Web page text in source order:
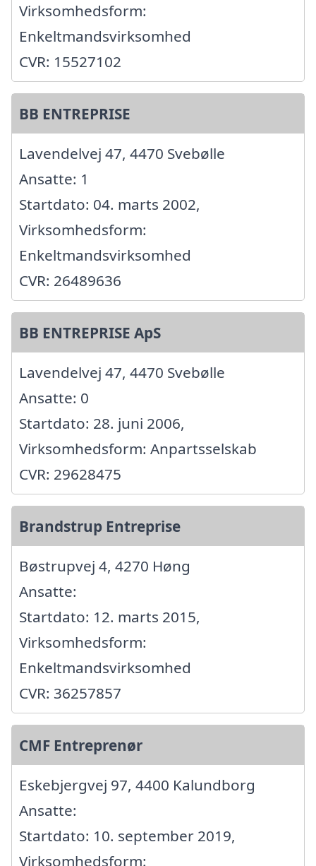
Virksomhedsform:
Enkeltmandsvirksomhed
CVR: 15527102
BB ENTREPRISE
Lavendelvej 47, 4470 Svebølle
Ansatte: 1
Startdato: 04. marts 2002,
Virksomhedsform:
Enkeltmandsvirksomhed
CVR: 26489636
BB ENTREPRISE ApS
Lavendelvej 47, 4470 Svebølle
Ansatte: 0
Startdato: 28. juni 2006,
Virksomhedsform: Anpartsselskab
CVR: 29628475
Brandstrup Entreprise
Bøstrupvej 4, 4270 Høng
Ansatte:
Startdato: 12. marts 2015,
Virksomhedsform:
Enkeltmandsvirksomhed
CVR: 36257857
CMF Entreprenør
Eskebjergvej 97, 4400 Kalundborg
Ansatte:
Startdato: 10. september 2019,
Virksomhedsform: